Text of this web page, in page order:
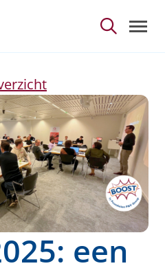
een
een